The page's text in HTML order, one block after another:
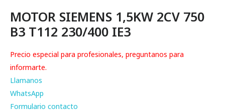
MOTOR SIEMENS 1,5KW 2CV 750
B3 T112 230/400 IE3
Precio especial para profesionales, preguntanos para
informarte.
Llamanos
WhatsApp
Formulario contacto